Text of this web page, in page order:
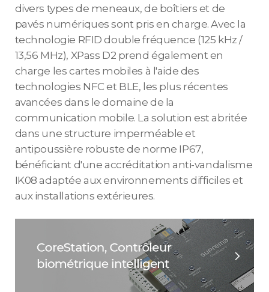
divers types de meneaux, de boîtiers et de
pavés numériques sont pris en charge. Avec la
technologie RFID double fréquence (125 kHz /
13,56 MHz), XPass D2 prend également en
charge les cartes mobiles à l'aide des
technologies NFC et BLE, les plus récentes
avancées dans le domaine de la
communication mobile. La solution est abritée
dans une structure imperméable et
antipoussière robuste de norme IP67,
bénéficiant d'une accréditation anti-vandalisme
IK08 adaptée aux environnements difficiles et
aux installations extérieures.